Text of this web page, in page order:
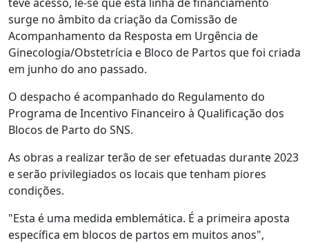
surge no âmbito da criação da Comissão de
Acompanhamento da Resposta em Urgência de
Ginecologia/Obstetrícia e Bloco de Partos que foi criada
em junho do ano passado.
O despacho é acompanhado do Regulamento do
Programa de Incentivo Financeiro à Qualificação dos
Blocos de Parto do SNS.
As obras a realizar terão de ser efetuadas durante 2023
e serão privilegiados os locais que tenham piores
condições.
"Esta é uma medida emblemática. É a primeira aposta
específica em blocos de partos em muitos anos",